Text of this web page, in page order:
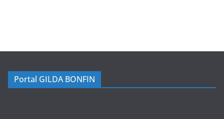
Portal GILDA BONFIN